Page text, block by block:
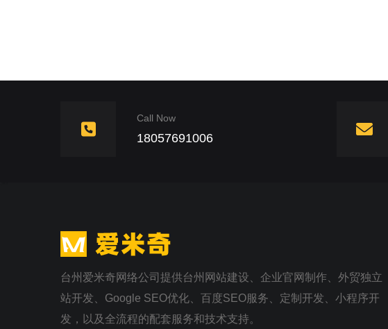
Call Now
18057691006
台州爱米奇网络公司提供台州网站建设、企业官网制作、外贸独立
站开发、Google SEO优化、百度SEO服务、定制开发、小程序开
发，以及全流程的配套服务和技术支持。